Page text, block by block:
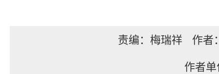
责编：梅瑞祥
作者
作者